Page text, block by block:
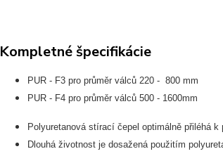
Kompletné špecifikácie
PUR - F3 pro průměr válců 220 - 800 mm
PUR - F4 pro průměr válců 500 - 1600mm
Polyuretanová stírací čepel optimálně přiléhá
Dlouhá životnost je dosažená použitím